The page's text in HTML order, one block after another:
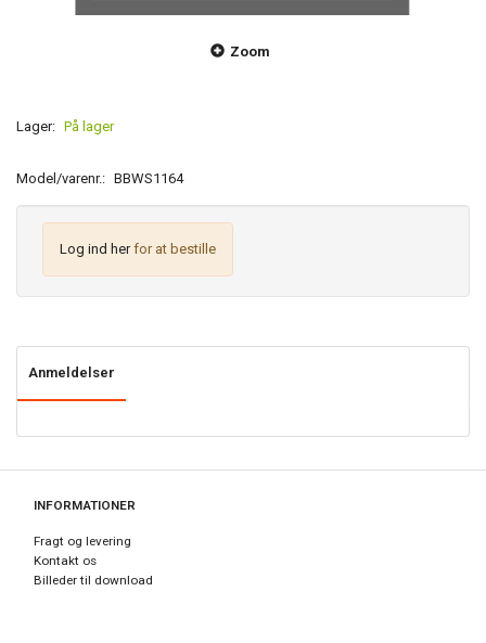
Zoom
Lager: På lager
Model/varenr.: BBWS1164
Log ind herfor at bestille
Anmeldelser
INFORMATIONER
Fragt og levering
Kontakt os
Billeder til download